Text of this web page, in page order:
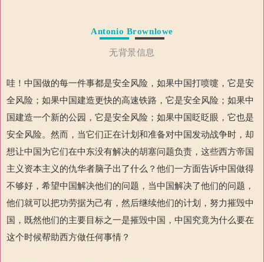
Antonio Brownlowe
无背景信息
哇！中国做的每一件事都是安全风险，如果中国打喷嚏，它是安
全风险；如果中国建造更快的高速铁路，它是安全风险；如果中
国建造一个新的公园，它是安全风险；如果中国眨眨眼，它也是
安全风险。然而，当它们正在计划和准备对中国发动战争时，却
想让中国为它们在中东没有解决的胡塞问题负责，这些西方帝国
主义资本主义的仇华者脑子出了什么？他们一方面告诉中国做得
不够好，希望中国解决他们的问题，当中国解决了他们的问题，
他们就可以把功劳据为己有，然后继续他们的计划，努力摧毁中
国，既然他们的主要目标之一是摧毁中国，中国究竟为什么要在
这个时候帮助西方做任何事情？